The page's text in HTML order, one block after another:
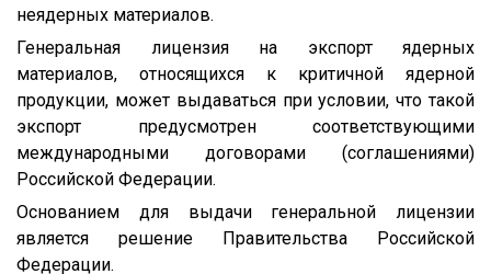
неядерных материалов.
Генеральная лицензия на экспорт ядерных
материалов, относящихся к критичной ядерной
продукции, может выдаваться при условии, что такой
экспорт предусмотрен соответствующими
международными договорами (соглашениями)
Российской Федерации.
Основанием для выдачи генеральной лицензии
является решение Правительства Российской
Федерации.